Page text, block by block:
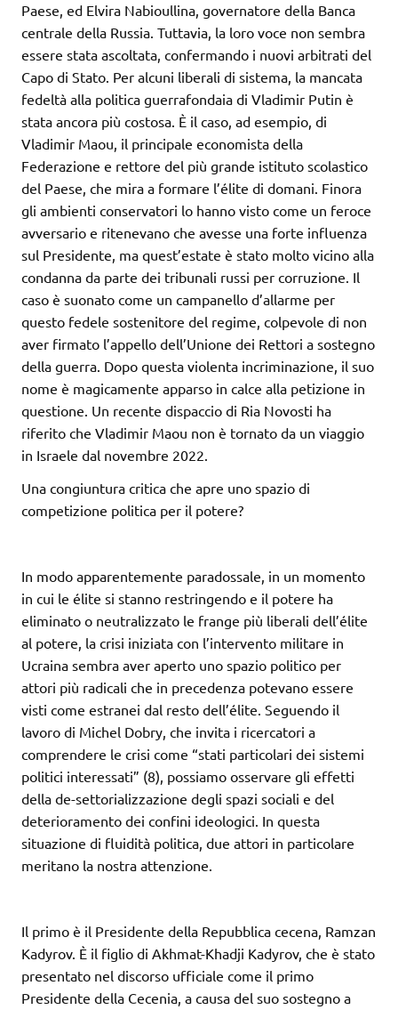
Paese, ed Elvira Nabioullina, governatore della Banca
centrale della Russia. Tuttavia, la loro voce non sembra
essere stata ascoltata, confermando i nuovi arbitrati del
Capo di Stato. Per alcuni liberali di sistema, la mancata
fedeltà alla politica guerrafondaia di Vladimir Putin è
stata ancora più costosa. È il caso, ad esempio, di
Vladimir Maou, il principale economista della
Federazione e rettore del più grande istituto scolastico
del Paese, che mira a formare l’élite di domani. Finora
gli ambienti conservatori lo hanno visto come un feroce
avversario e ritenevano che avesse una forte influenza
sul Presidente, ma quest’estate è stato molto vicino alla
condanna da parte dei tribunali russi per corruzione. Il
caso è suonato come un campanello d’allarme per
questo fedele sostenitore del regime, colpevole di non
aver firmato l’appello dell’Unione dei Rettori a sostegno
della guerra. Dopo questa violenta incriminazione, il suo
nome è magicamente apparso in calce alla petizione in
questione. Un recente dispaccio di Ria Novosti ha
riferito che Vladimir Maou non è tornato da un viaggio
in Israele dal novembre 2022.
Una congiuntura critica che apre uno spazio di
competizione politica per il potere?
In modo apparentemente paradossale, in un momento
in cui le élite si stanno restringendo e il potere ha
eliminato o neutralizzato le frange più liberali dell’élite
al potere, la crisi iniziata con l’intervento militare in
Ucraina sembra aver aperto uno spazio politico per
attori più radicali che in precedenza potevano essere
visti come estranei dal resto dell’élite. Seguendo il
lavoro di Michel Dobry, che invita i ricercatori a
comprendere le crisi come “stati particolari dei sistemi
politici interessati” (8), possiamo osservare gli effetti
della de-settorializzazione degli spazi sociali e del
deterioramento dei confini ideologici. In questa
situazione di fluidità politica, due attori in particolare
meritano la nostra attenzione.
Il primo è il Presidente della Repubblica cecena, Ramzan
Kadyrov. È il figlio di Akhmat-Khadji Kadyrov, che è stato
presentato nel discorso ufficiale come il primo
Presidente della Cecenia, a causa del suo sostegno a